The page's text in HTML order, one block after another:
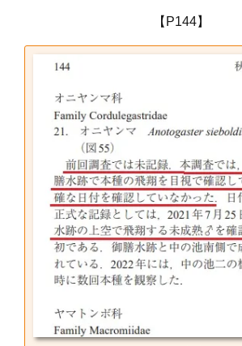
【P144】